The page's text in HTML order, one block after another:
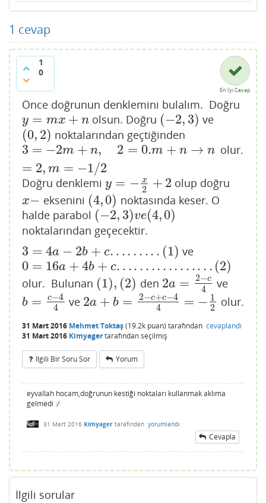
1 cevap
1
0
En İyi Cevap
Önce doğrunun denklemini bulalım. Doğru
y = mx + n
y=m x+n olsun. Doğru (−2, 3)
(−2,3) ve
(0, 2)
(0,2 ) noktalarından geçtiğinden
3 = −2m + n, 2 = 0.m + n → n
= 2, m = −1/2
3=−2 m+n,2 =0.m → n= 2,m=−1/ 2 olur.
Doğru denklemi y = − x
2 + 2
y=−x 2+2 olup doğru
x−
x− eksenini (4,0)
(4,0)
noktasında keser. O
halde parabol (−2, 3)ve(4,0)
(−2,3) ve(4,0)
noktalarından geçecektir.
3 = 4a − 2b + c. . .. . . .. . (1)
3=4a −2b+c ..... .... (1) ve
0 = 16a + 4b + c. . .. . . .. . .. . . .. . . (2)
0=16 a+4b+c ..... .... .... . . (2)
olur. Bulunan (1), (2)
(1),(2 ) den 2a = 2−c
4
2a= 2− c4 ve
b = c−4
4
b =c− 44 ve 2a + b = 2−c+c−4
4
= − 1
2
2a+b=2 −c+ c−44=−12 olur.
31 Mart 2016 Mehmet Toktaş(19.2k puan) tarafından cevaplandı
31 Mart 2016 Kimyagertarafındanseçilmiş
Ilgili Bir Soru Sor Yorum
eyvallah hocam,doğrunun kestiği noktaları kullanmak aklıma
gelmedi :/
31 Mart 2016 Kimyager tarafından yorumlandı
Cevapla
İlgili sorular